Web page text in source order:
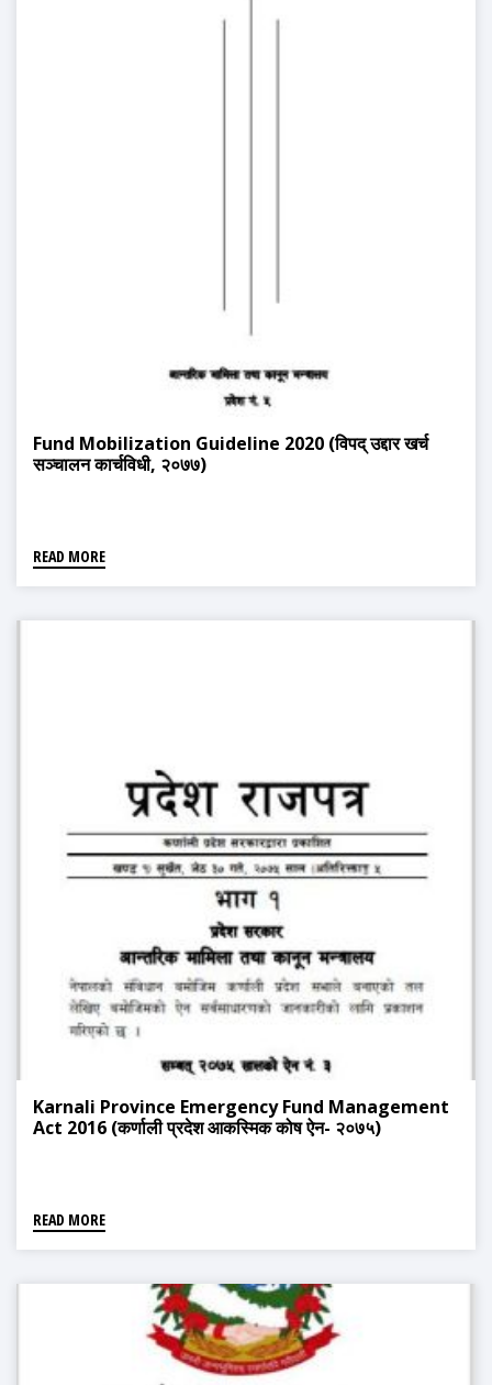
Fund Mobilization Guideline 2020 (विपद् उद्दार खर्च
सञ्चालन कार्चविधी, २०७७)
READ MORE
Karnali Province Emergency Fund Management
Act 2016 (कर्णाली प्रदेश आकस्मिक कोष ऐन- २०७५)
READ MORE